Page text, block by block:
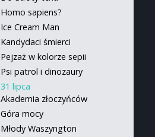
Homo sapiens?
Ice Cream Man
Kandydaci śmierci
Pejzaż w kolorze sepii
Psi patrol i dinozaury
31 lipca
Akademia złoczyńców
Góra mocy
Młody Waszyngton